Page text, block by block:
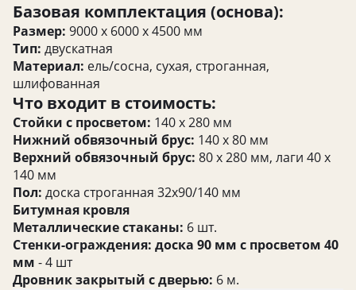
Базовая комплектация (основа):
Размер: 9000 х 6000 х 4500 мм
Тип: двускатная
Материал: ель/сосна, сухая, строганная,
шлифованная
Что входит в стоимость:
Стойки с просветом: 140 х 280 мм
Нижний обвязочный брус: 140 х 80 мм
Верхний обвязочный брус: 80 х 280 мм, лаги 40 х
140 мм
Пол: доска строганная 32х90/140 мм
Битумная кровля
Металлические стаканы: 6 шт.
Стенки-ограждения: доска 90 мм с просветом 40
мм - 4 шт
Дровник закрытый с дверью: 6 м.